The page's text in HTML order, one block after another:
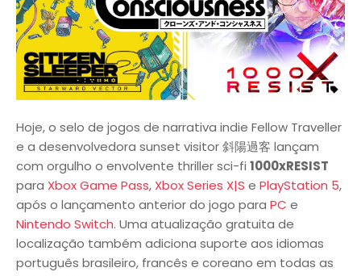
Hoje, o selo de jogos de narrativa indie Fellow Traveller
e a desenvolvedora sunset visitor 斜陽過客 lançam
com orgulho o envolvente thriller sci-fi 1000xRESIST
para Xbox Game Pass, Xbox Series X|S e PlayStation 5,
após o lançamento anterior do jogo para PC e
Nintendo Switch. Uma atualização gratuita de
localização também adiciona suporte aos idiomas
português brasileiro, francês e coreano em todas as